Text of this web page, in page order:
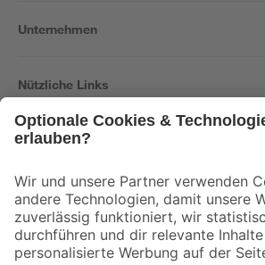
Unternehmen
Nützliche Links
Der toom Newsletter: Keine Angebote und Aktionen
Zur Newsletter Anmeldung